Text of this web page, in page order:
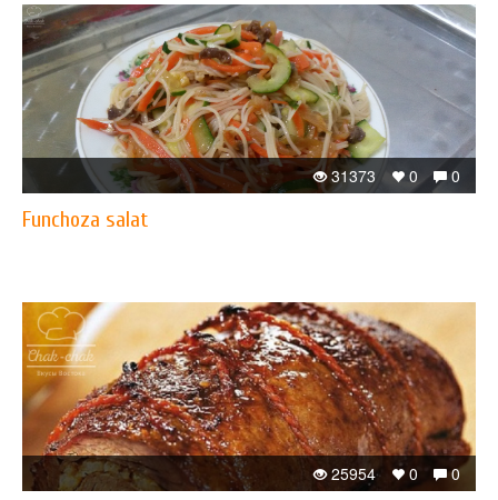
0
0
31373
Funchoza salat
0
0
25954